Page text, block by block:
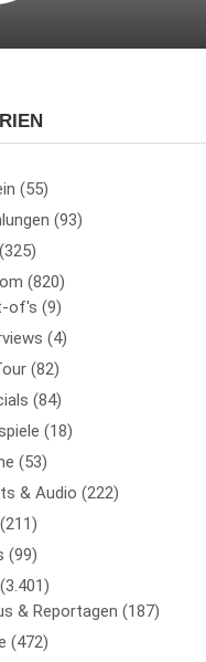
(55)
(93)
(325)
(820)
of's (9)
(4)
(82)
(84)
(18)
(53)
& Audio (222)
(211)
(99)
(3.401)
& Reportagen (187)
(472)